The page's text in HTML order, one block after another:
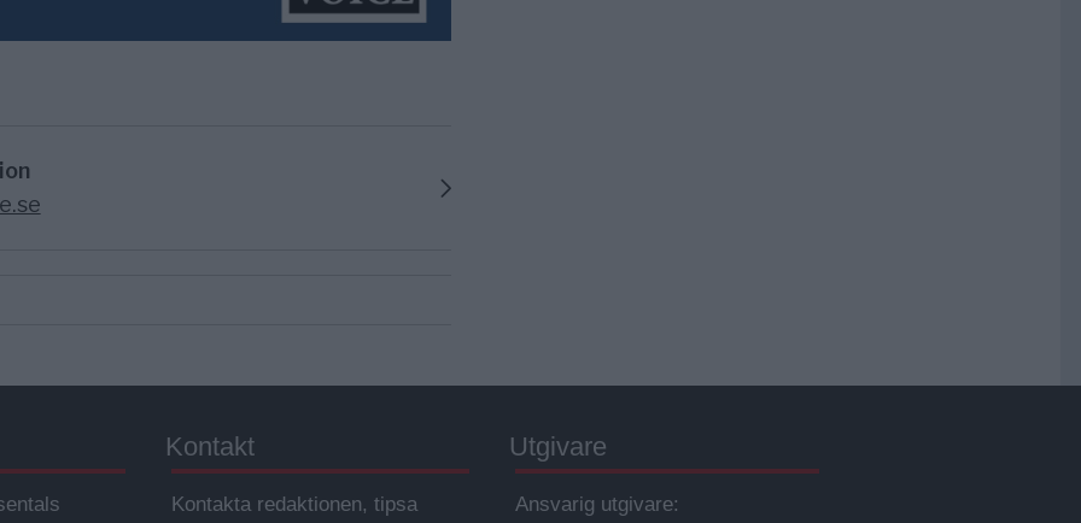
Kontakt
Kontakta redaktionen, tipsa
Utgivare
Ansvarig utgivare: